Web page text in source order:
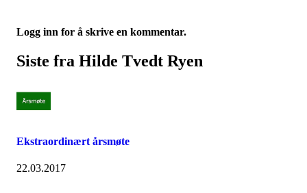
Logg inn for å skrive en kommentar.
Siste fra Hilde Tvedt Ryen
Ekstraordinært årsmøte
22.03.2017